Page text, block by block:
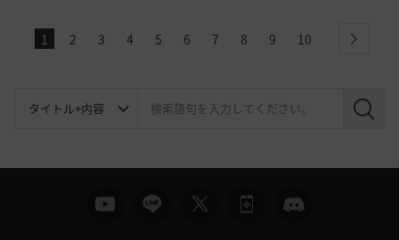
1 2 3 4 5 6 7 8 9 10 next
検